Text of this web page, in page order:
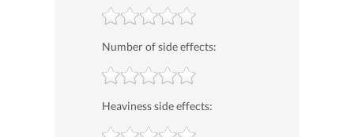
Number of side effects:
Heaviness side effects: